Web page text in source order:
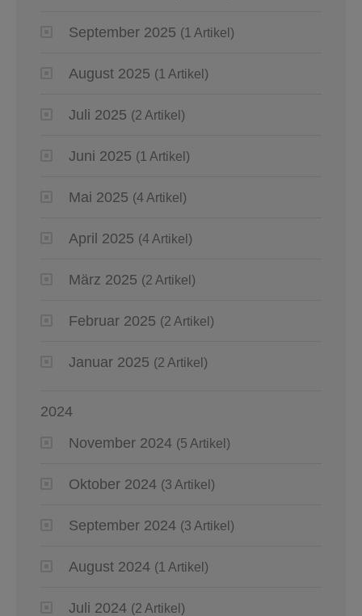
September 2025 (1 Artikel)
August 2025 (1 Artikel)
Juli 2025 (2 Artikel)
Juni 2025 (1 Artikel)
Mai 2025 (4 Artikel)
April 2025 (4 Artikel)
März 2025 (2 Artikel)
Februar 2025 (2 Artikel)
Januar 2025 (2 Artikel)
2024
November 2024 (5 Artikel)
Oktober 2024 (3 Artikel)
September 2024 (3 Artikel)
August 2024 (1 Artikel)
Juli 2024 (2 Artikel)